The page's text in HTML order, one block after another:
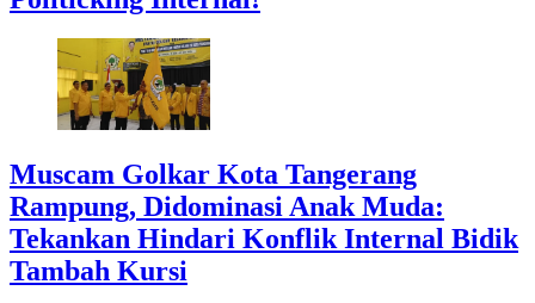
Muscam Golkar Kota Tangerang
Rampung, Didominasi Anak Muda:
Tekankan Hindari Konflik Internal Bidik
Tambah Kursi